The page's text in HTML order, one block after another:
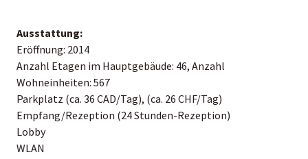
Ausstattung:
Eröffnung: 2014
Anzahl Etagen im Hauptgebäude: 46, Anzahl
Wohneinheiten: 567
Parkplatz (ca. 36 CAD/Tag), (ca. 26 CHF/Tag)
Empfang/Rezeption (24 Stunden-Rezeption)
Lobby
WLAN